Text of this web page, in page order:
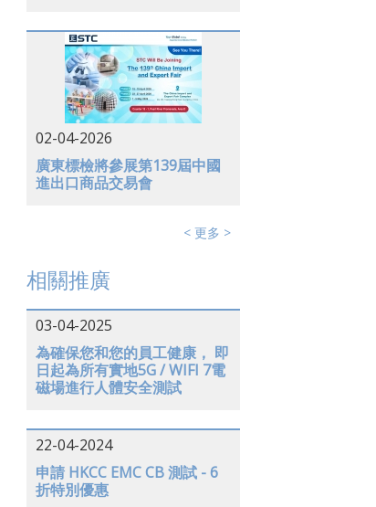
02-04-2026
廣東標檢將參展第139屆中國
進出口商品交易會
< 更多 >
相關推廣
03-04-2025
為確保您和您的員工健康， 即
日起為所有實地5G / WIFI 7電
磁場進行人體安全測試
22-04-2024
申請 HKCC EMC CB 測試 - 6
折特別優惠